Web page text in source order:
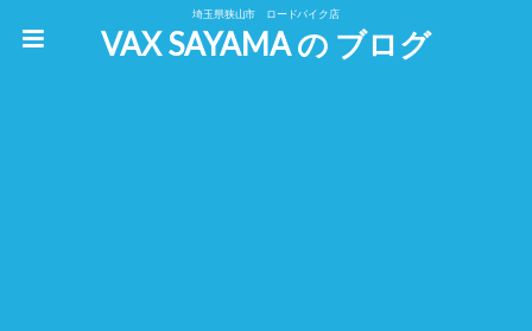
埼玉県狭山市 ロードバイク店
VAX SAYAMA の ブログ